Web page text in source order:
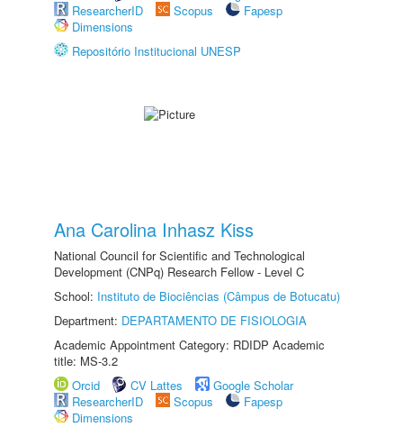
ResearcherID
Scopus
Fapesp
Dimensions
Repositório Institucional UNESP
Ana Carolina Inhasz Kiss
National Council for Scientific and Technological
Development (CNPq) Research Fellow - Level C
School: Instituto de Biociências (Câmpus de Botucatu)
Department: DEPARTAMENTO DE FISIOLOGIA
Academic Appointment Category: RDIDP Academic
title: MS-3.2
Orcid
CV Lattes
Google Scholar
ResearcherID
Scopus
Fapesp
Dimensions